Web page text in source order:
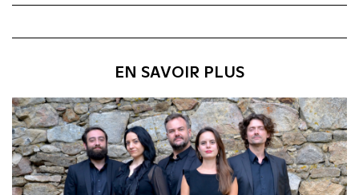
EN SAVOIR PLUS